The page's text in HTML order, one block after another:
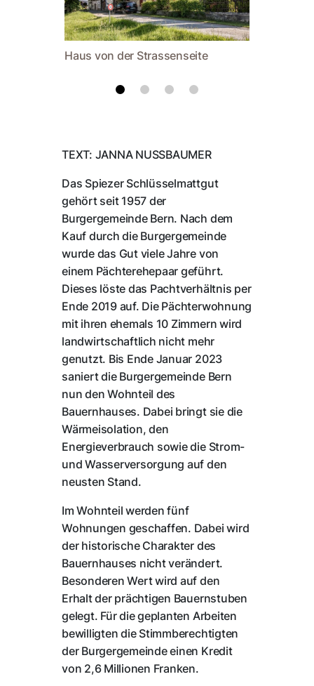
Haus von der Strassenseite
TEXT: JANNA NUSSBAUMER
Das Spiezer Schlüsselmattgut
gehört seit 1957 der
Burgergemeinde Bern. Nach dem
Kauf durch die Burgergemeinde
wurde das Gut viele Jahre von
einem Pächterehepaar geführt.
Dieses löste das Pachtverhältnis per
Ende 2019 auf. Die Pächterwohnung
mit ihren ehemals 10 Zimmern wird
landwirtschaftlich nicht mehr
genutzt. Bis Ende Januar 2023
saniert die Burgergemeinde Bern
nun den Wohnteil des
Bauernhauses. Dabei bringt sie die
Wärmeisolation, den
Energieverbrauch sowie die Strom-
und Wasserversorgung auf den
neusten Stand.
Im Wohnteil werden fünf
Wohnungen geschaffen. Dabei wird
der historische Charakter des
Bauernhauses nicht verändert.
Besonderen Wert wird auf den
Erhalt der prächtigen Bauernstuben
gelegt. Für die geplanten Arbeiten
bewilligten die Stimmberechtigten
der Burgergemeinde einen Kredit
von 2,6 Millionen Franken.